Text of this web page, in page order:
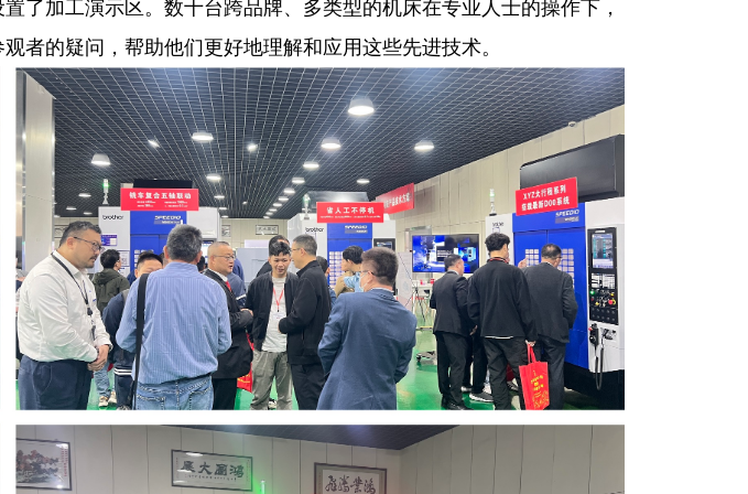
了加工演示区。数十台跨品牌、多类型的机床在专业人士的操作下，
者的疑问，帮助他们更好地理解和应用这些先进技术。